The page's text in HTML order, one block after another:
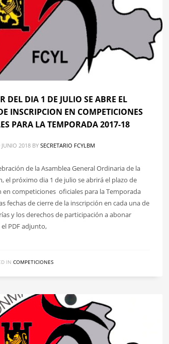
DEL DIA 1 DE JULIO SE ABRE EL
INSCRIPCION EN COMPETICIONES
PARA LA TEMPORADA 2017-18
JUNIO 2018 BY SECRETARIO FCYLBM
de la Asamblea General Ordinaria de la
el próximo dia 1 de julio se abrirá el plazo de
en competiciones oficiales para la Temporada
fechas de cierre de la inscripción en cada una de
y los derechos de participación a abonar
PDF adjunto,
IN COMPETICIONES